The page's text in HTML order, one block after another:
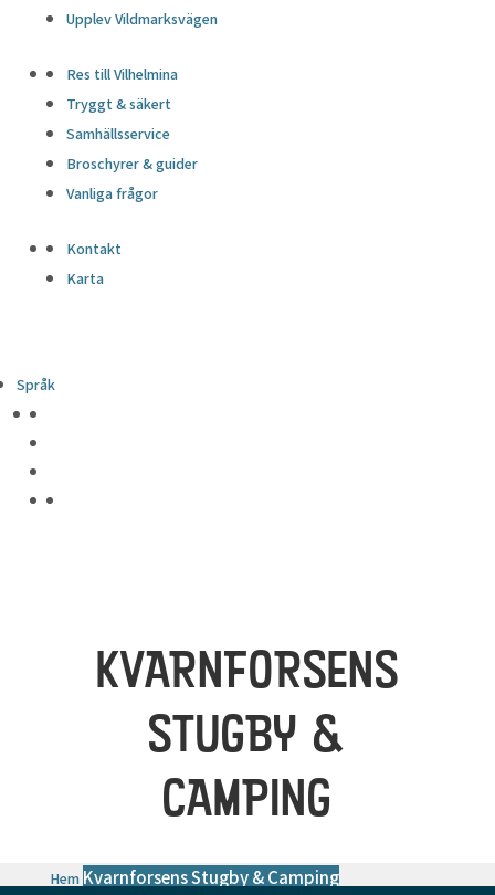
Upplev Vildmarksvägen
Res till Vilhelmina
Tryggt & säkert
Samhällsservice
Broschyrer & guider
Vanliga frågor
Kontakt
Karta
Språk
KVARNFORSENS
STUGBY &
CAMPING
Hem Kvarnforsens Stugby & Camping